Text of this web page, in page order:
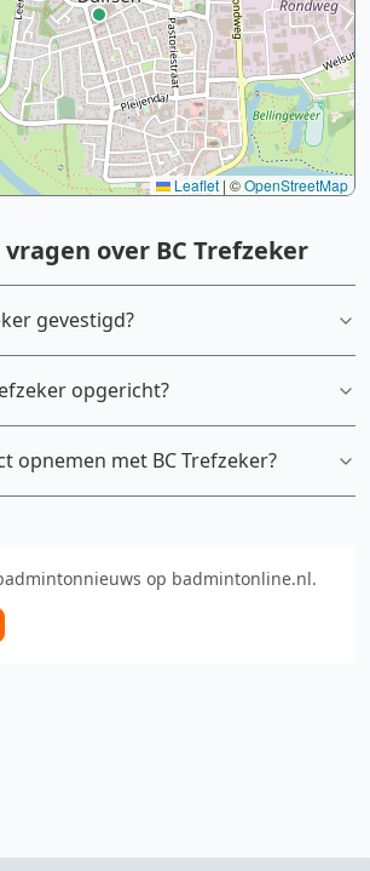
Leaflet | ©OpenStreetMap
over BC Trefzeker
gevestigd?
opgericht?
opnemen met BC Trefzeker?
op badmintonline.nl.